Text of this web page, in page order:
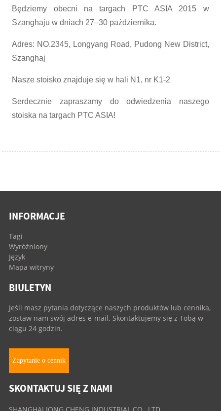
Będziemy obecni na targach PTC ASIA 2015 w
Szanghaju w dniach 27–30 października.
Adres: NO.2345, Longyang Road, Pudong New District,
Szanghaj
Nasze stoisko znajduje się w hali N1, nr K1-2
Serdecznie zapraszamy do odwiedzenia naszego
stoiska na targach PTC ASIA!
INFORMACJE
Tagi
Wyróżniony
Język
Mapa witryny
BIULETYN
Jeśli masz pytania dotyczące naszych produktów lub cennika,
zostaw nam swój adres e-mail. Skontaktujemy się z Tobą w
ciągu 24 godzin.
Zapytanie o cennik
SKONTAKTUJ SIĘ Z NAMI